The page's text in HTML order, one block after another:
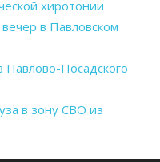
хиротонии
в Павловском
Посадского
в зону СВО из